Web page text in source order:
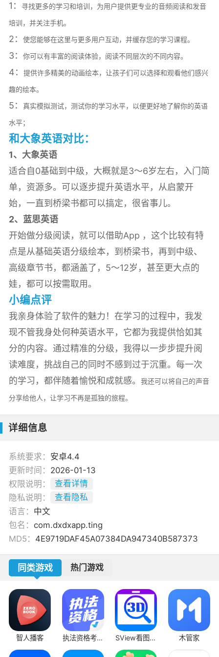
1：
寻找更多的学习和培训，为用户提供更专业的音频阅读和发音
培训，并关注手机。
2： 使您能够在这里与更多用户互动，并缓存您的学习课程。
3： 你可以有丰富的阅读体验，阅读不同层次的不同内容。
4：
提供许多精美的动画绘本，让孩子们可以选择和观看他们感兴
趣的绘本。
5：
真实模拟测试，测试你的学习水平，以便更好地了解你的英语
水平；
和大象英语对比：
1、大象英语
适合自0基础到中级，大概就是3～6岁左右，入门简
单，资源多。可以逐步提升英语水平，从启蒙开
始，一直到桥梁书都可以搞定，很省事儿。
2、蓝思英语
开始做分级阅读，就可以借助App ，这个比较有特
点是从基础英语分级绘本，到桥梁书，再到中级、
高级章节书，都涵盖了，5～12岁，甚至更大点的
娃，都可以按需取用。
小编点评
我亲身体验了软件的魅力！在学习的过程中，我发
现不管我身处何种英语水平，它都为我提供恰如其
分的内容。通过精准的分级，我得以一步步提升阅
读难度，挑战自己的同时不感到过于沉重。每一次
的学习，都伴随着愉悦和成就感。
我还可以将自己的声音
分享给他人，让学习不再是孤独的旅程。
详细信息
系统要求： 安卓4.4
更新时间： 2026-01-13
权限说明：
查看详情
隐私说明：
查看隐私
语言： 中文
包名： com.dxdxapp.ting
MD5： 4E9719DAF45A07384DA947340B587373
同类游戏 热门游戏
智人播客
执法资格考试
聚题库
SView看图纸
app
木管家